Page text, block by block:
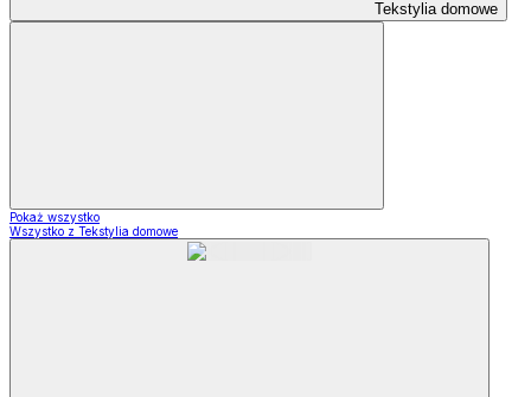
Tekstylia domowe
Pokaż wszystko
Wszystko z Tekstylia domowe